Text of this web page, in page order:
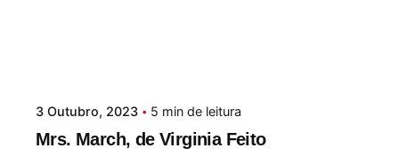
3 Outubro, 2023 5 min de leitura
Mrs. March, de Virginia Feito